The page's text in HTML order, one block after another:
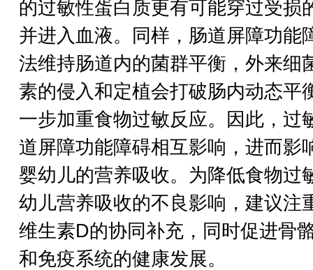
的过敏性蛋白质更有可能穿过受损
并进入血液。同样，肠道屏障功能
法维持肠道内的菌群平衡，外来细
素的侵入和定植会打破肠内动态平
一步加重食物过敏反应。因此，过
道屏障功能障碍相互影响，进而影
婴幼儿的营养吸收。为降低食物过
幼儿营养吸收的不良影响，建议注
维生素D的协同补充，同时促进骨
和免疫系统的健康发展。